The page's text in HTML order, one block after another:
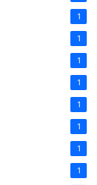
1
1
1
1
1
1
1
1